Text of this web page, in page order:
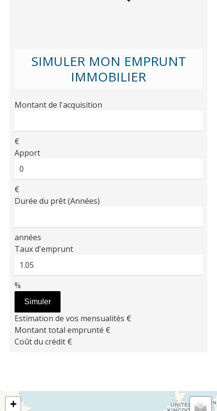
SIMULER MON EMPRUNT
IMMOBILIER
Montant de l'acquisition
€
Apport
€
Durée du prêt (Années)
années
Taux d'emprunt
%
Simuler
Estimation de vos mensualités €
Montant total emprunté €
Coût du crédit €
+